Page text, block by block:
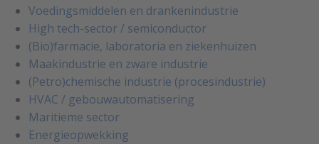
Voedingsmiddelen en drankenindustrie
High tech-sector / semiconductor
(Bio)farmacie, laboratoria en ziekenhuizen
Maakindustrie en zware industrie
(Petro)chemische industrie (procesindustrie)
HVAC / gebouwautomatisering
Maritieme sector
Energieopwekking